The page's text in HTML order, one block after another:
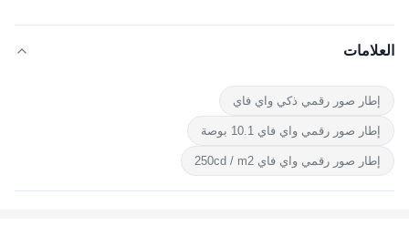
العلامات
إطار صور رقمي ذكي واي فاي
إطار صور رقمي واي فاي 10.1 بوصة
إطار صور رقمي واي فاي 250cd / m2